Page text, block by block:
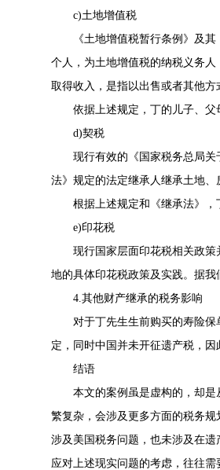
c)土地增值税
《土地增值税暂行条例》及其
个人，为土地增值税的纳税义务
取得收入，是指以出售或者其他
依据上述规定，丁的儿子、父
d)契税
现行有效的《国家税务总局关
法》规定的法定继承人继承土地、
根据上述规定和《继承法》，
e)印花税
现行国家层面印花税相关政策
地的具体印花税政策及实践。据
4.其他财产继承的税务影响
对于丁先生生前购买的寿险保
定，同时中国并未开征遗产税，
结语
本文的案例虽是虚构的，却是
繁复杂，会涉及更多方面的税务
涉及美国税务问题，也未涉及在
应对上述现实问题的考虑，往往